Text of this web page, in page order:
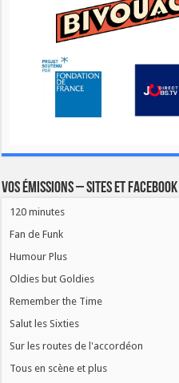
Vos émissions – Sites et Facebook
120 minutes
Fan de Funk
Humour Plus
Oldies but Goldies
Remember the Time
Salut les Sixties
Sur les routes de l'accordéon
Tous en scène et plus